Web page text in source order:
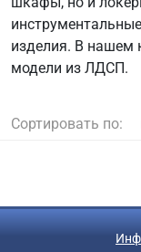
изделия. В нашем
модели из ЛДСП.
Сортировать по: